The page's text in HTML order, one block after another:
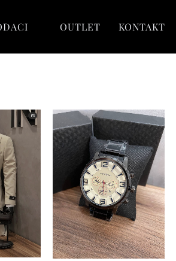
OUTLET KONTAKT